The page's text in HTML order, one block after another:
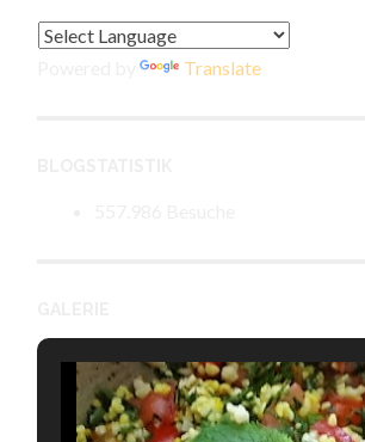
Powered by Translate